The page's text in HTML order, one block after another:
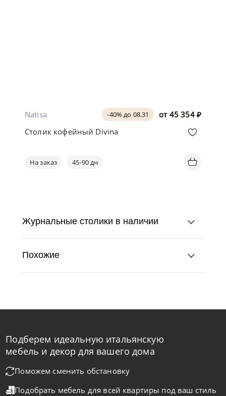
от 45 354 ₽
-40% до 08.31
Natisa
Столик кофейный Divina
На заказ 45-90 дн
от
-40% до 08.31
Natisa
На заказ 45-90 дн
Журнальные столики в наличии
Похожие
Подберем идеальную итальянскую
мебель и декор для вашего дома
Поможем сменить обстановку
Подобрать мебель для всей квартиры под ваш стиль